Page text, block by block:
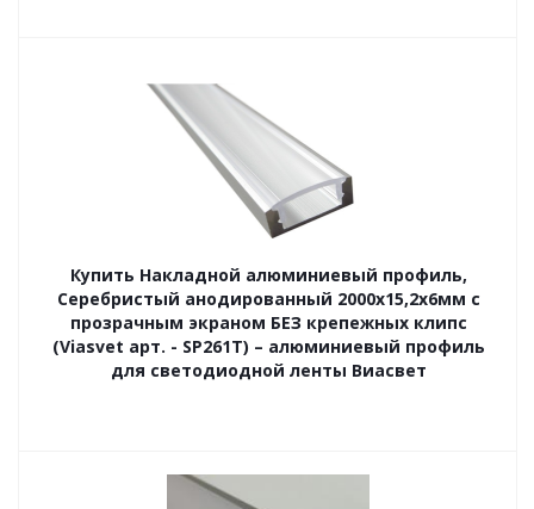
Купить Накладной алюминиевый профиль,
Серебристый анодированный 2000х15,2х6мм с
прозрачным экраном БЕЗ крепежных клипс
(Viasvet арт. - SP261T) – алюминиевый профиль
для светодиодной ленты Виасвет